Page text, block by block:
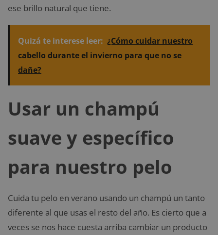
ese brillo natural que tiene.
Quizá te interese leer: ¿Cómo cuidar nuestro
cabello durante el invierno para que no se
dañe?
Usar un champú
suave y específico
para nuestro pelo
Cuida tu pelo en verano usando un champú un tanto
diferente al que usas el resto del año. Es cierto que a
veces se nos hace cuesta arriba cambiar un producto